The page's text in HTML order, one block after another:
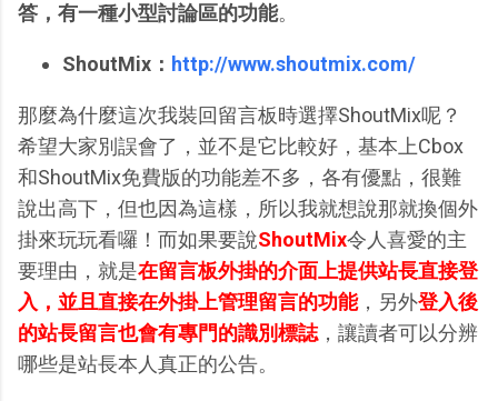
答，有一種小型討論區的功能。
ShoutMix： http://www.shoutmix.com/
那麼為什麼這次我裝回留言板時選擇ShoutMix呢？
希望大家別誤會了，並不是它比較好，基本上Cbox
和ShoutMix免費版的功能差不多，各有優點，很難
說出高下，但也因為這樣，所以我就想說那就換個外
掛來玩玩看囉！而如果要說ShoutMix令人喜愛的主
要理由，就是在留言板外掛的介面上提供站長直接登
入，並且直接在外掛上管理留言的功能，另外登入後
的站長留言也會有專門的識別標誌，讓讀者可以分辨
哪些是站長本人真正的公告。